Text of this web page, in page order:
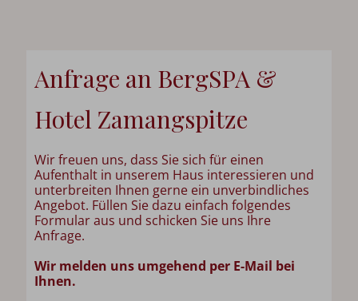
Anfrage an BergSPA &
Hotel Zamangspitze
Wir freuen uns, dass Sie sich für einen
Aufenthalt in unserem Haus interessieren und
unterbreiten Ihnen gerne ein unverbindliches
Angebot. Füllen Sie dazu einfach folgendes
Formular aus und schicken Sie uns Ihre
Anfrage.
Wir melden uns umgehend per E-Mail bei
Ihnen.